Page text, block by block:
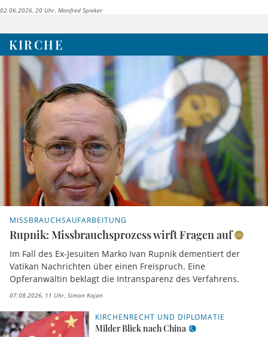
02.06.2026, 20 Uhr Manfred Spieker
KIRCHE
MISSBRAUCHSAUFARBEITUNG
Rupnik: Missbrauchsprozess wirft Fragen auf
Im Fall des Ex-Jesuiten Marko Ivan Rupnik dementiert der
Vatikan Nachrichten über einen Freispruch. Eine
Opferanwältin beklagt die Intransparenz des Verfahrens.
07.08.2026, 11 Uhr Simon Kajan
KIRCHENRECHT UND DIPLOMATIE
Milder Blick nach China